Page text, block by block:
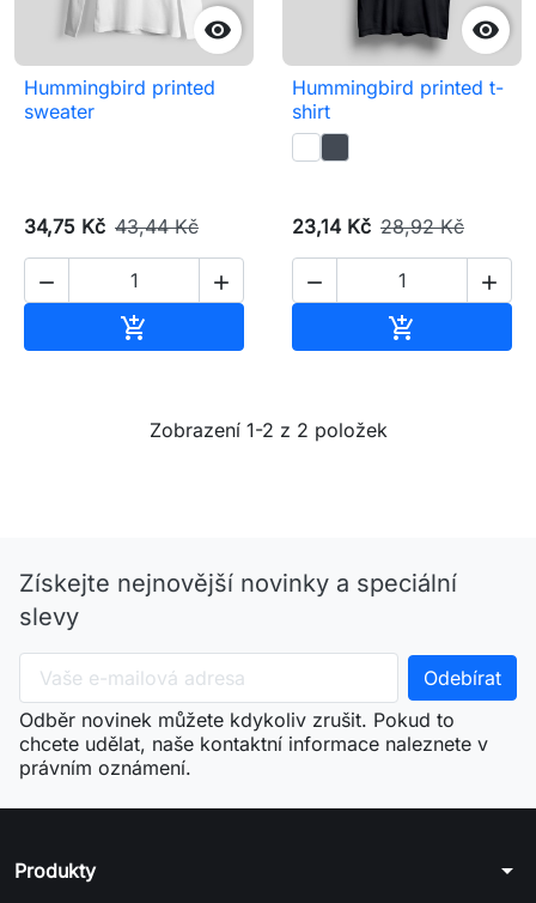

Hummingbird printed
sweater
34,75 Kč 43,44 Kč
 


Hummingbird printed t-
shirt
23,14 Kč 28,92 Kč
 

Zobrazení 1-2 z 2 položek
Získejte nejnovější novinky a speciální
slevy
Odběr novinek můžete kdykoliv zrušit. Pokud to
chcete udělat, naše kontaktní informace naleznete v
právním oznámení.
Produkty arrow_drop_down